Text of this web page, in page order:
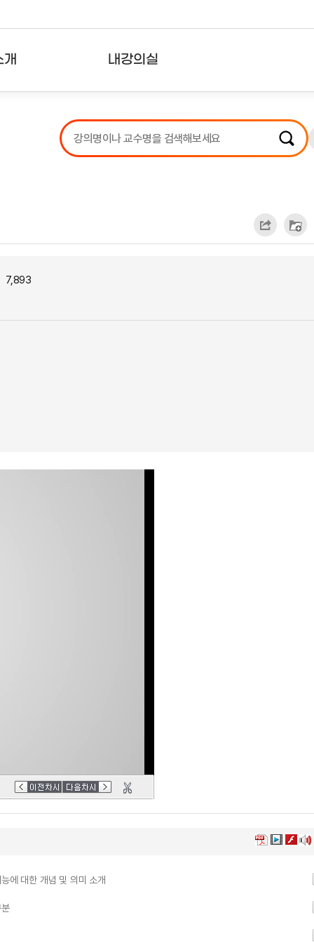
내강의실
강의리스트
수강확인증강의
7,893
에 대한 개념 및 의미 소개